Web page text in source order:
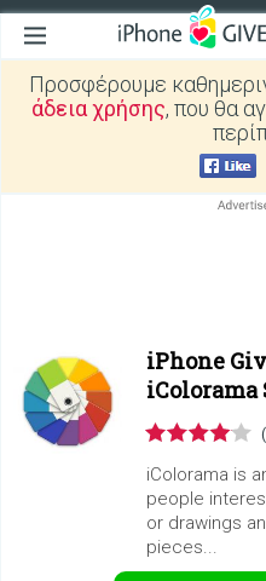
Προσφέρουμε
άδεια χρήσης, που θα
iPhone
iColorama
iColorama is
people
or drawings
pieces...